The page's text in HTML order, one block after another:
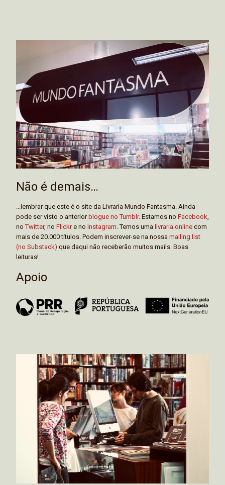
Não é demais…
...lembrar que este é o site da Livraria Mundo Fantasma. Ainda
pode ser visto o anteriorblogue no Tumblr. Estamos no Facebook
noTwitter, no Flickre no Instagram . Temos uma livraria online com
mais de 20.000 títulos. Podem inscrever-se na nossa mailing list
(no Substack) que daqui não receberão muitos mails. Boas
leituras!
Apoio